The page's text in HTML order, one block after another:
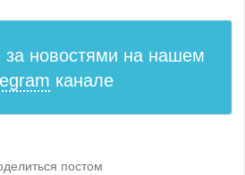
за новостями на нашем
канале
постом